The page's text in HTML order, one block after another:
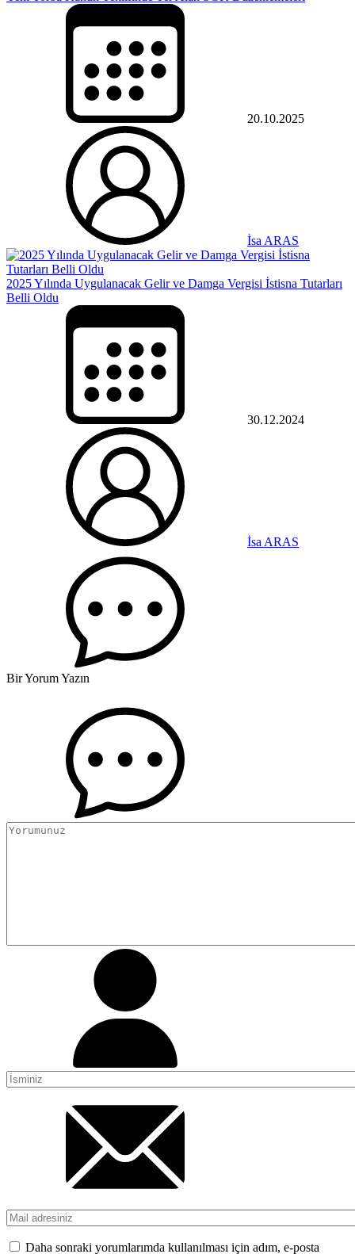
20.10.2025
İsa ARAS
2025 Yılında Uygulanacak Gelir ve Damga Vergisi İstisna Tutarları
Belli Oldu
30.12.2024
İsa ARAS
Bir Yorum Yazın
Daha sonraki yorumlarımda kullanılması için adım, e-posta